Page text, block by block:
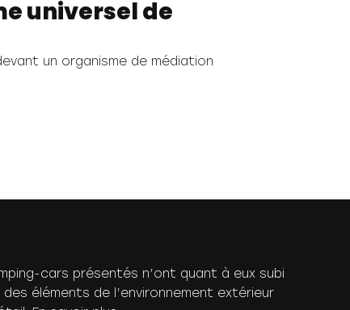
universel de
un organisme de médiation
cars présentés n’ont quant à eux subi
éléments de l’environnement extérieur